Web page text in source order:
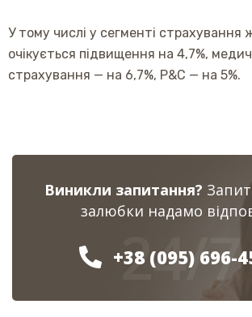
У тому числі у сегменті страхування
очікується підвищення на 4,7%,
страхування — на 6,7%, P&C — на 5%.
Виникли запитання?
залюбки надамо
+38 (095) 696-
24/7